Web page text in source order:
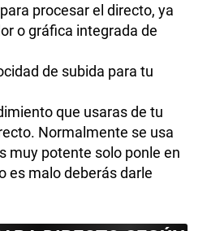
procesar el directo, ya
o gráfica integrada de
de subida para tu
que usaras de tu
Normalmente se usa
muy potente solo ponle en
es malo deberás darle